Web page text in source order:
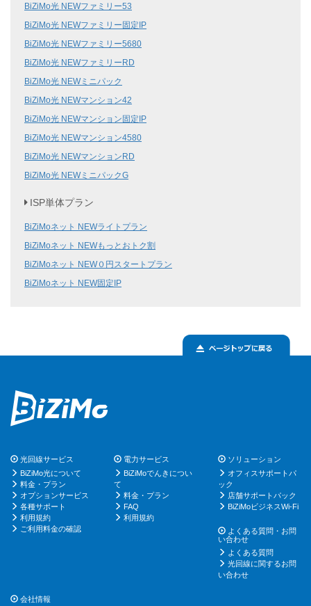
BiZiMo光 NEWファミリー53
BiZiMo光 NEWファミリー固定IP
BiZiMo光 NEWファミリー5680
BiZiMo光 NEWファミリーRD
BiZiMo光 NEWミニパック
BiZiMo光 NEWマンション42
BiZiMo光 NEWマンション固定IP
BiZiMo光 NEWマンション4580
BiZiMo光 NEWマンションRD
BiZiMo光 NEWミニパックG
ISP単体プラン
BiZiMoネット NEWライトプラン
BiZiMoネット NEWもっとおトク割
BiZiMoネット NEW０円スタートプラン
BiZiMoネット NEW固定IP
光回線サービス
BiZiMo光について
料金・プラン
オプションサービス
各種サポート
利用規約
ご利用料金の確認
電力サービス
BiZiMoでんきについ
て
料金・プラン
FAQ
利用規約
ソリューション
オフィスサポートパ
ック
店舗サポートパック
BiZiMoビジネスWi-Fi
よくある質問・お問
い合わせ
よくある質問
光回線に関するお問
い合わせ
会社情報